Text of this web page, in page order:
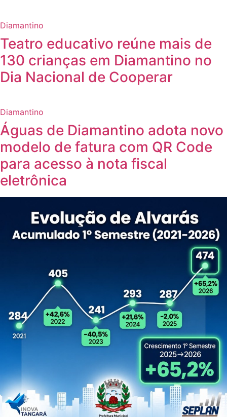
Diamantino
Teatro educativo reúne mais de
130 crianças em Diamantino no
Dia Nacional de Cooperar
Diamantino
Águas de Diamantino adota novo
modelo de fatura com QR Code
para acesso à nota fiscal
eletrônica